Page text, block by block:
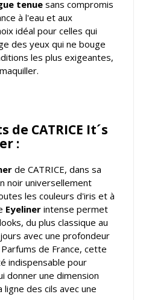
tenue sans compromis
à l'eau et aux
idéal pour celles qui
des yeux qui ne bouge
les plus exigeantes,
CATRICE It´s
:
de CATRICE, dans sa
noir universellement
les couleurs d'iris et à
Eyeliner intense permet
du plus classique au
avec une profondeur
de France, cette
indispensable pour
donner une dimension
des cils avec une